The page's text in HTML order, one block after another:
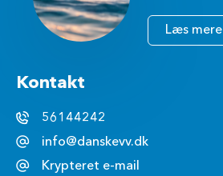
Læs mere
Kontakt
56144242
info@danskevv.dk
Krypteret e-mail